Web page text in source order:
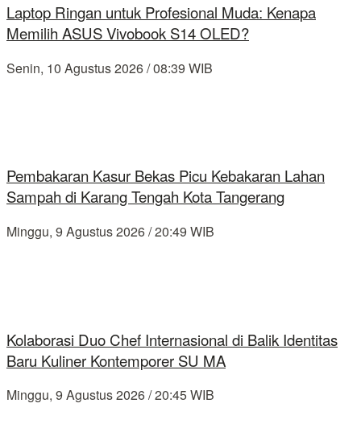
Laptop Ringan untuk Profesional Muda: Kenapa
Memilih ASUS Vivobook S14 OLED?
Senin, 10 Agustus 2026 / 08:39 WIB
Pembakaran Kasur Bekas Picu Kebakaran Lahan
Sampah di Karang Tengah Kota Tangerang
Minggu, 9 Agustus 2026 / 20:49 WIB
Kolaborasi Duo Chef Internasional di Balik Identitas
Baru Kuliner Kontemporer SU MA
Minggu, 9 Agustus 2026 / 20:45 WIB